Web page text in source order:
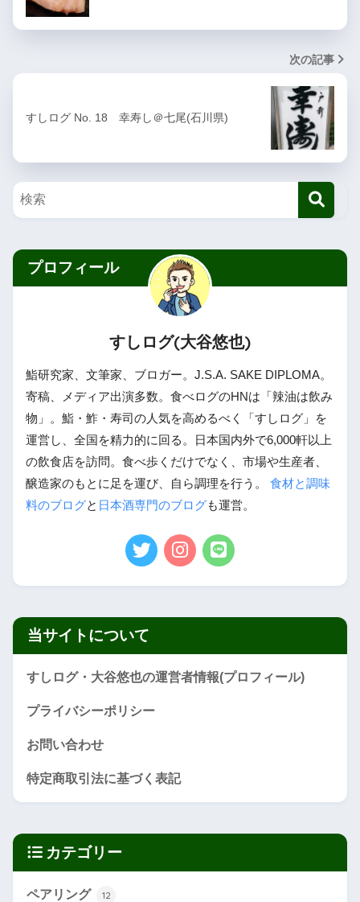
次の記事
すしログ No. 18 幸寿し＠七尾(石川県)
プロフィール
すしログ(大谷悠也)
鮨研究家、文筆家、ブロガー。J.S.A. SAKE DIPLOMA。
寄稿、メディア出演多数。食べログのHNは「辣油は飲み
物」。鮨・鮓・寿司の人気を高めるべく「すしログ」を
運営し、全国を精力的に回る。日本国内外で6,000軒以上
の飲食店を訪問。食べ歩くだけでなく、市場や生産者、
醸造家のもとに足を運び、自ら調理を行う。 食材と調味
料のブログと 日本酒専門のブログも運営。
当サイトについて
すしログ・大谷悠也の運営者情報(プロフィール)
プライバシーポリシー
お問い合わせ
特定商取引法に基づく表記
カテゴリー
ペアリング 12